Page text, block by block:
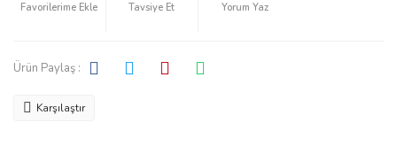
Tavsiye Et Yorum Yaz
Ürün Paylaş :
Karşılaştır